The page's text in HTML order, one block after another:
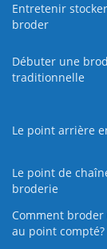
Entretenir
broder
Débuter une
traditionnelle
Le point arrière
Le point de
broderie
Comment
au point compté?